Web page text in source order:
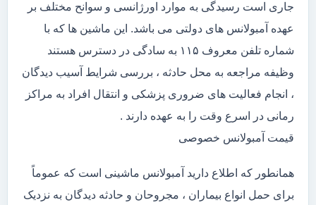
جاری است رسیدگی به موارد اورژانسی و سوانح مختلف بر
عهده آمبولانس های دولتی می باشد. این ماشین ها که با
شماره تلفن معروف ۱۱۵ به سادگی در دسترس هستند
وظیفه مراجعه به محل حادثه ، بررسی شرایط آسیب دیدگان
، انجام فعالیت های ضروری پزشکی و انتقال افراد به مراکز
رمانی در اسرع وقت را به عهده دارند .
قیمت آمبولانس خصوصی
همانطور که اطلاع دارید آمبولانس ماشینی است که عموماً
برای حمل انواع بیماران ، مجروحان و حادثه دیدگان به نزدیک